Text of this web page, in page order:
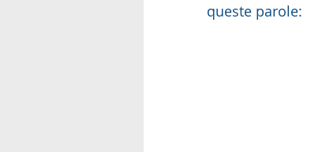
queste parole: